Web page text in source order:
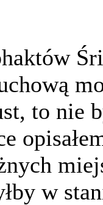
to nie
w